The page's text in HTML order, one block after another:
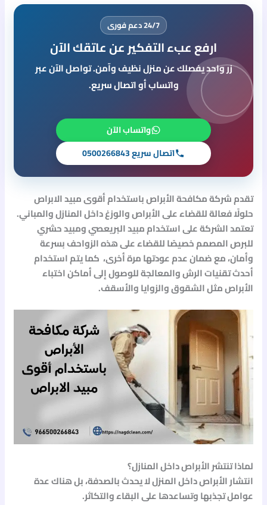
24/7 دعم فورى
ارفع عبء التفكير عن عاتقك الآن
زر واحد يفصلك عن منزل نظيف وآمن. تواصل الآن عبر
واتساب أو اتصال سريع.
واتساب الآن
اتصال سريع 0500266843
تقدمشركة مكافحة الأبراص باستخدام أقوى مبيد الابراص
حلولًا فعالة للقضاء على الأبراص والوزغ داخل المنازل والمباني.
تعتمد الشركة على استخداممبيد البريعصيومبيد حشري
للبرصالمصمم خصيصًا للقضاء على هذه الزواحف بسرعة
وأمان، مع ضمان عدم عودتها مرة أخرى، كما يتم استخدام
أحدث تقنيات الرش والمعالجة للوصول إلى أماكن اختباء
الأبراص مثل الشقوق والزوايا والأسقف.
لماذا تنتشر الأبراص داخل المنازل؟
انتشار الأبراص داخل المنزل لا يحدث بالصدفة، بل هناك عدة
عوامل تجذبها وتساعدها على البقاء والتكاثر.